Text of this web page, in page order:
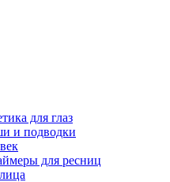
для глаз
и подводки
для ресниц